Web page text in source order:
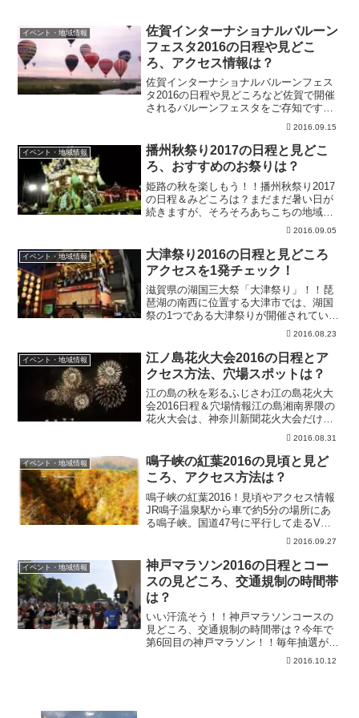
イベント・地域情報
佐賀インターナショナルバルーン
フェスタ2016の日程や見どこ
ろ、アクセス情報は？
佐賀インターナショナルバルーンフェス
タ2016の日程や見どころなど佐賀で開催
されるバルーンフェスタをご存知です
か？35回以上開催されているイベント
で、昨年は100万人近くの人が訪れた大き
な大会です！今年2016年には2年に1度の
選手権も開催...
2016.09.15
イベント・地域情報
播州秋祭り2017の日程と見どこ
ろ、おすすめのお祭りは？
姫路の秋を楽しもう！！播州秋祭り2017
の日程＆みどころは？まだまだ暑い日が
続きますが、そろそろあちこちの地域
で、秋祭りの準備が進められ、”祭り前の
緊張感”が高まる時期となりました。数あ
る秋祭りのなかでも、ここでは、みどこ
ろいっぱいの姫路・...
2016.09.05
イベント・地域情報
大津祭り2016の日程と見どころ
アクセスを1発チェック！
滋賀県の湖国三大祭「大津祭り」！！琵
琶湖の南西に位置する大津市では、湖国
祭の1つである大津祭りが開催されていま
す。からくり人形を乗せた、めずらしい
を色濃く継承している大津祭りは、厄除
けちまきも撒かれますよ...
2016.08.23
イベント・地域情報
江ノ島花火大会2016の日程とア
クセス方法、穴場スポットは？
江の島の秋を彩るふじさわ江の島花火大
会2016日程＆穴場情報江の島湘南界隈の
花火大会は、神奈川新聞花火大会だけで
はありません！！時期をずらした秋にお
こなわれる、毎年人気の湘南らしい花火
大会があります。今年もそのふじさわ江
の島花火大会の時期が...
2016.08.31
イベント・地域情報
鳴子峡の紅葉2016の見頃と見ど
ころ、アクセス方法は？
鳴子峡の紅葉2016！見頃やアクセス情報
JR鳴子温泉駅から車で約5分の場所にあ
る鳴子峡。国道47号に平行して走るV字
型峡谷は、大谷川の侵蝕により成立した
峡谷で、高さ約100mの断崖絶壁が2.5km
に渡って続いています。崖壁にしっかり
と根を張...
2016.09.27
イベント・地域情報
神戸マラソン2016の日程とコー
スの見どころ、交通規制の時間帯
は？
いい汗流そう！！神戸マラソンコースの
見どころ、交通規制の時間帯は？今年で
第6回目の神戸マラソン！！毎年抽選が行
われ、出場したくても出来ない人がいる
2016.10.12